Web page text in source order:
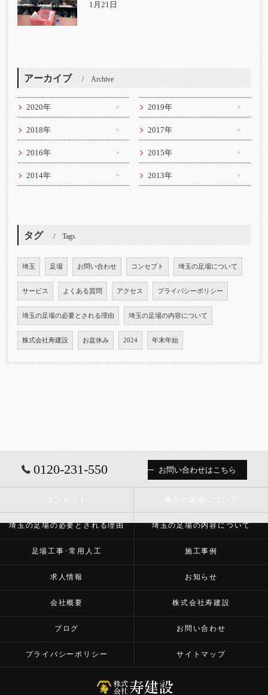
1月21日
アーカイブ Archive
2020年 2019年
2018年 2017年
2016年 2015年
2014年 2013年
タグ Tags
埼玉 足場 お問い合わせ コンセプト 埼玉の足場について
サービス よくある質問 アクセス プライバシーポリシー
埼玉の足場の必要とされる理由 埼玉の足場の内容について
株式会社寿建設 お盆休み 2024 年末年始
0120-231-550 お問い合わせはこちら
埼玉の足場の必要とされる理由 埼玉の足場の内容について
足場工事･常用人工 施工事例
求人情報 お知らせ
会社概要 株式会社寿建設
ブログ お問い合わせ
プライバシーポリシー サイトマップ